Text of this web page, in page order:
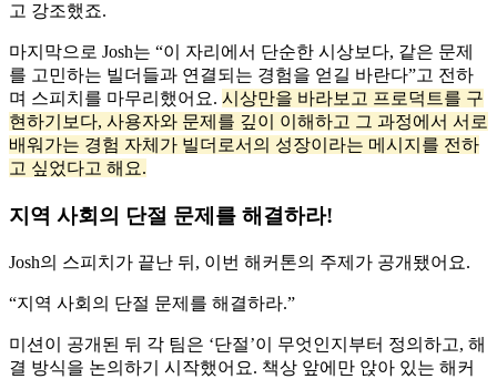
고 강조했죠.
마지막으로 Josh는 “이 자리에서 단순한 시상보다, 같은 문제
를 고민하는 빌더들과 연결되는 경험을 얻길 바란다”고 전하
며 스피치를 마무리했어요. 시상만을 바라보고 프로덕트를 구
현하기보다, 사용자와 문제를 깊이 이해하고 그 과정에서 서로
배워가는 경험 자체가 빌더로서의 성장이라는 메시지를 전하
고 싶었다고 해요.
지역 사회의 단절 문제를 해결하라!
Josh의 스피치가 끝난 뒤, 이번 해커톤의 주제가 공개됐어요.
“지역 사회의 단절 문제를 해결하라.”
미션이 공개된 뒤 각 팀은 ‘단절’이 무엇인지부터 정의하고, 해
결 방식을 논의하기 시작했어요. 책상 앞에만 앉아 있는 해커